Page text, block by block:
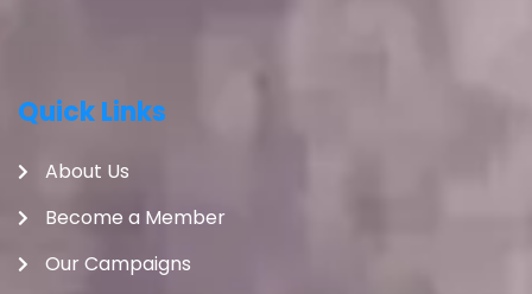
Quick Links
About Us
Become a Member
Our Campaigns